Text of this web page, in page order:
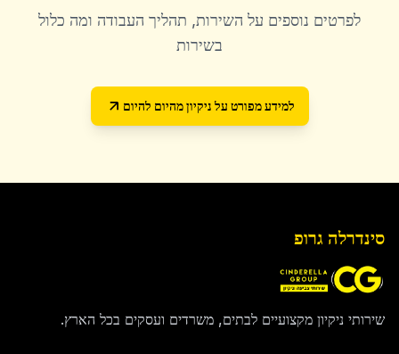
לפרטים נוספים על השירות, תהליך העבודה ומה כלול
בשירות
למידע מפורט על ניקיון מהיום להיום
סינדרלה גרופ
שירותי ניקיון מקצועיים לבתים, משרדים ועסקים בכל הארץ.